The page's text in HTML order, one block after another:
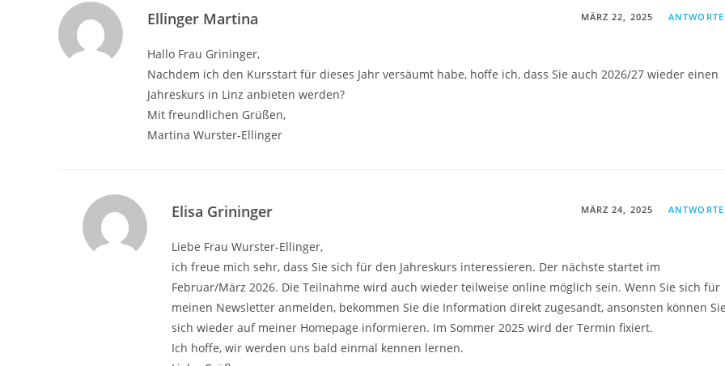
Ellinger Martina MÄRZ 22, 2025
Hallo Frau Grininger,
Nachdem ich den Kursstart für dieses Jahr versäumt habe, hoffe ich, dass Sie auch 2026/27 wieder einen
Jahreskurs in Linz anbieten werden?
Mit freundlichen Grüßen,
Martina Wurster-Ellinger
Elisa Grininger MÄRZ 24, 2025
Liebe Frau Wurster-Ellinger,
ich freue mich sehr, dass Sie sich für den Jahreskurs interessieren. Der nächste startet im
Februar/März 2026. Die Teilnahme wird auch wieder teilweise online möglich sein. Wenn Sie sich für
meinen Newsletter anmelden, bekommen Sie die Information direkt zugesandt, ansonsten können
sich wieder auf meiner Homepage informieren. Im Sommer 2025 wird der Termin fixiert.
Ich hoffe, wir werden uns bald einmal kennen lernen.